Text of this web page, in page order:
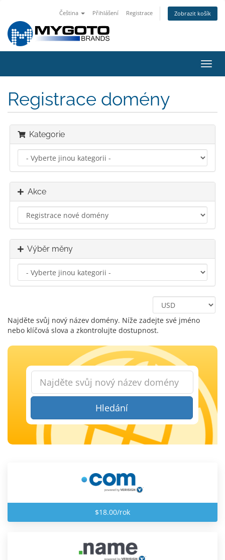
Čeština Přihlášení Registrace Zobrazit košík
Registrace domény
Kategorie
Akce
Výběr měny
Najděte svůj nový název domény. Níže zadejte své jméno
nebo klíčová slova a zkontrolujte dostupnost.
Hledání
$18.00/rok